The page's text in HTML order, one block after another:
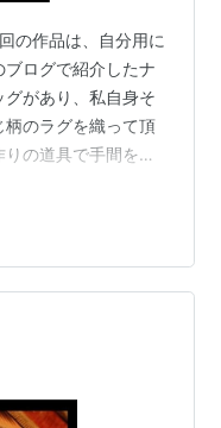
の作品は、自分用に
ログで紹介したナ
があり、私自身そ
のラグを織って頂
の道具で手間をか
晴らしいラグとの
革）とオイルレザ
やかなブルーのヘ
スナー付きで、中
使っていますが使
かけられるこ…